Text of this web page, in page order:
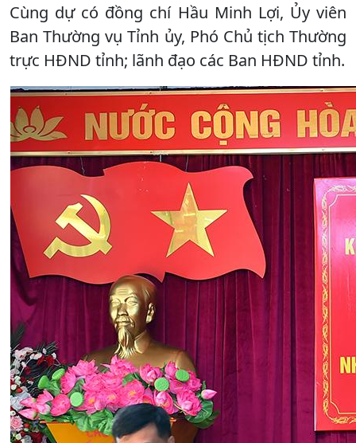
Cùng dự có đồng chí Hầu Minh Lợi, Ủy viên
Ban Thường vụ Tỉnh ủy, Phó Chủ tịch Thường
trực HĐND tỉnh; lãnh đạo các Ban HĐND tỉnh.